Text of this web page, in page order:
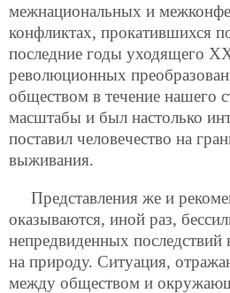
межнациональных и
конфликтах, прокатившихся
последние годы уходящего
революционных
обществом в течение нашего
масштабы и был настолько
поставил человечество на
выживания.
Представления же и
оказываются, иной раз,
непредвиденных последствий
на природу. Ситуация,
между обществом и